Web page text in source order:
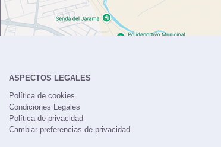
ASPECTOS LEGALES
Política de cookies
Condiciones Legales
Política de privacidad
Cambiar preferencias de privacidad